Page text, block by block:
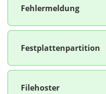
Fehlermeldung
Festplattenpartition
Filehoster